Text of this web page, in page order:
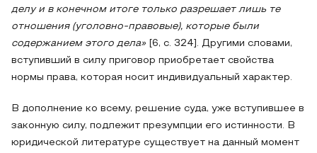
делу и в конечном итоге только разрешает лишь те
отношения (уголовно-правовые), которые были
содержанием этого дела»
[6, с. 324]. Другими словами,
вступивший в силу приговор приобретает свойства
нормы права, которая носит индивидуальный характер.
В дополнение ко всему, решение суда, уже вступившее в
законную силу, подлежит презумпции его истинности. В
юридической литературе существует на данный момент